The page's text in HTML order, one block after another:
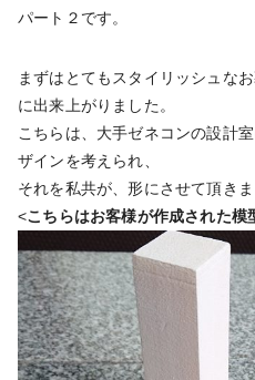
パート２です。
まずはとてもスタイリッシュな
に出来上がりました。
こちらは、大手ゼネコンの設計
ザインを考えられ、
それを私共が、形にさせて頂きま
<こちらはお客様が作成された模